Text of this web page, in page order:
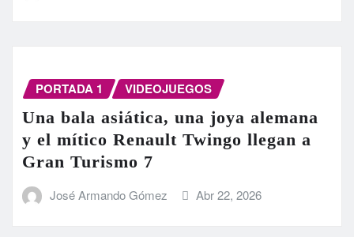
PORTADA 1 VIDEOJUEGOS
Una bala asiática, una joya alemana
y el mítico Renault Twingo llegan a
Gran Turismo 7
José Armando Gómez Abr 22, 2026